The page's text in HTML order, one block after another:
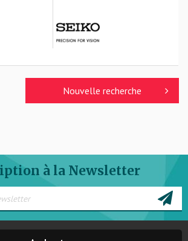
Nouvelle recherche
à la Newsletter